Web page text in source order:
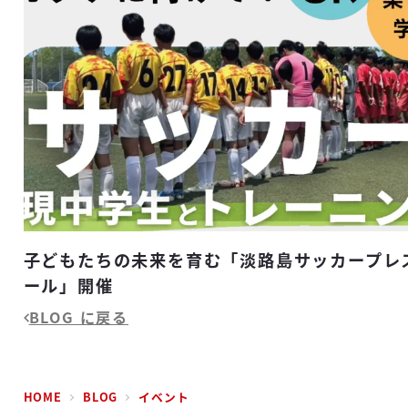
子どもたちの未来を育む「淡路島サッカープレ
ール」開催
BLOG に戻る
HOME BLOG イベント